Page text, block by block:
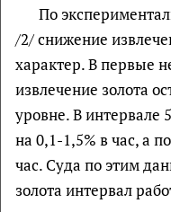
По
/2/ снижение
характер. В первые
извлечение золота
уровне. В интервале
на 0,1-1,5% в час, а
час. Суда по этим
золота интервал